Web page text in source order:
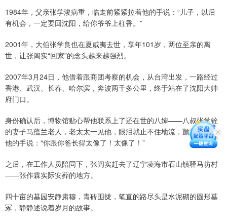
1984年，父亲张学浚病重，临走前紧紧拉着他的手说：“儿子，以后
有机会，一定要回沈阳，给你爷爷上柱香。”
2001年，大伯张学良也在夏威夷去世，享年101岁，两位至亲的离
世，让张闾实“回家”的念头越来越强烈。
2007年3月24日，他借着跟商团考察的机会，从台湾出发，一路经过
香港、武汉、长春、哈尔滨，奔波两千多公里，终于站在了沈阳大帅
府门口。
身份确认后，博物馆贴心帮他联系上了还在世的八婶——八叔张学铨
的妻子马蕴兰老人，老太太一见他，眼泪就止不住地流，颤抖着拉住
他的手说：“你跟你爸长得太像了！太像了！”
之后，在工作人员陪同下，张闾实赶去了辽宁凌海市石山镇驿马坊村
——张作霖实际安葬的地方。
四十亩的墓园安静肃穆，青砖围拢，笔直的路尽头是水泥砌的圆形墓
冢，静静述说着岁月的故事。